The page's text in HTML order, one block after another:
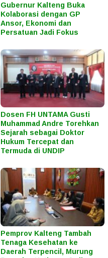
Gubernur Kalteng Buka
Kolaborasi dengan GP
Ansor, Ekonomi dan
Persatuan Jadi Fokus
Dosen FH UNTAMA Gusti
Muhammad Andre Torehkan
Sejarah sebagai Doktor
Hukum Tercepat dan
Termuda di UNDIP
Pemprov Kalteng Tambah
Tenaga Kesehatan ke
Daerah Terpencil, Murung